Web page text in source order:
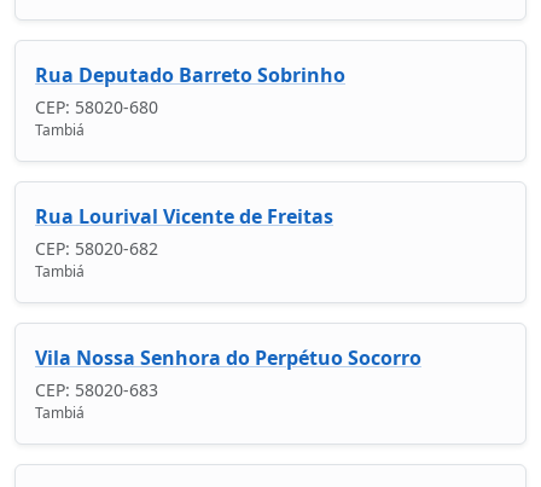
Rua Deputado Barreto Sobrinho
CEP: 58020-680
Tambiá
Rua Lourival Vicente de Freitas
CEP: 58020-682
Tambiá
Vila Nossa Senhora do Perpétuo Socorro
CEP: 58020-683
Tambiá